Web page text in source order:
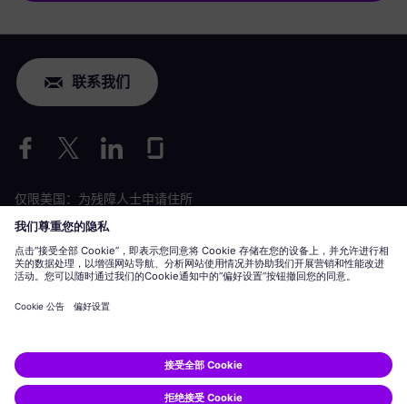
联系我们
仅限美国：为残障人士申请住所
劳工情况申请
Siemens Energy 是由 Siemens AG 授权的商标。